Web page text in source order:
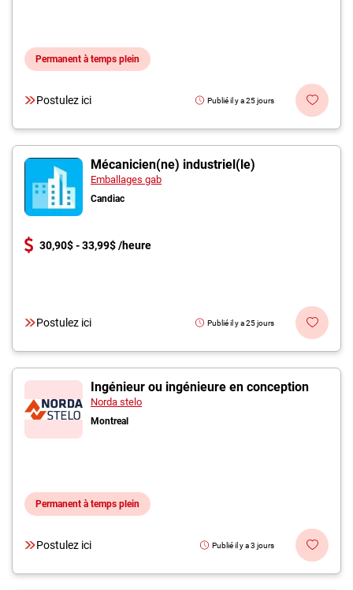
Permanent à temps plein
Postulez ici Publié il y a 25 jours
Mécanicien(ne) industriel(le)
Emballages gab
Candiac
30,90$ - 33,99$ /heure
Postulez ici Publié il y a 25 jours
Ingénieur ou ingénieure en conception
Norda stelo
Montreal
Permanent à temps plein
Postulez ici Publié il y a 3 jours